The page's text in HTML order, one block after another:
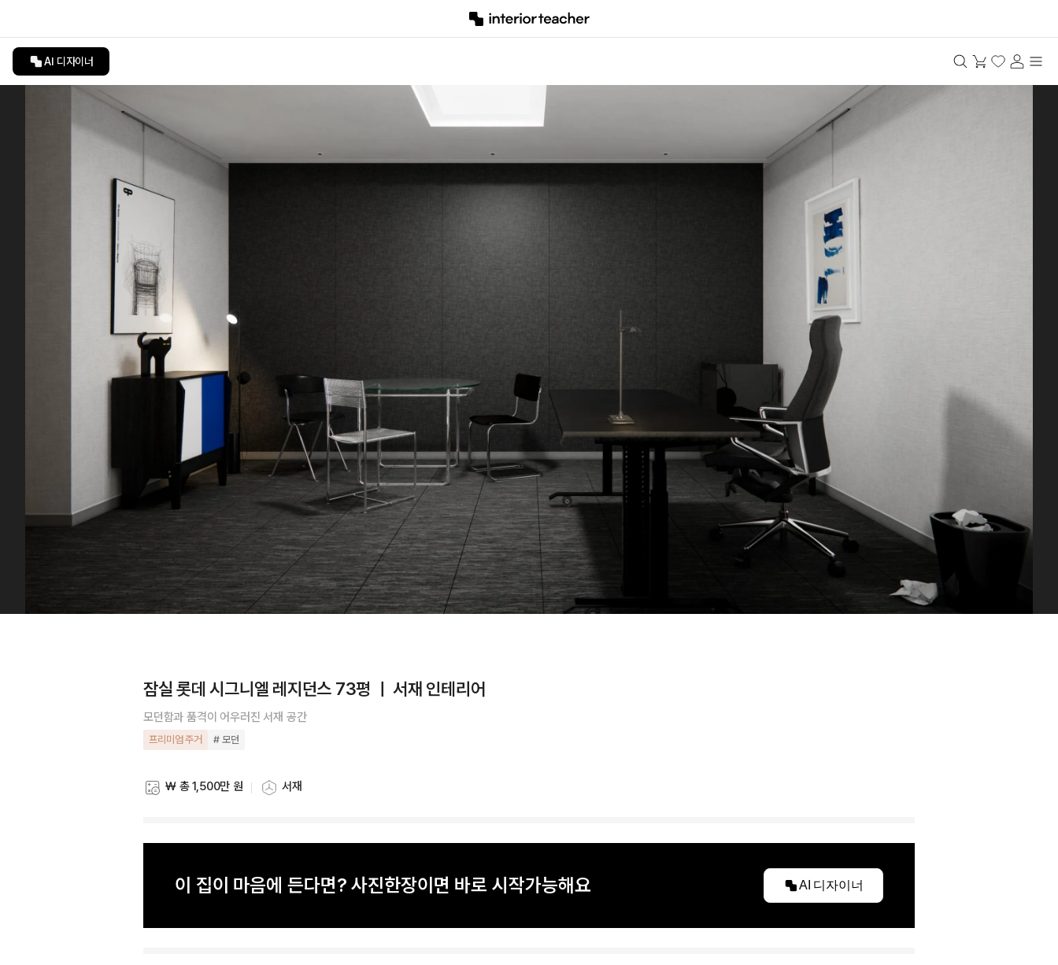
AI 디자이너
잠실 롯데 시그니엘 레지던스 73평 ㅣ 서재 인테리어
모던함과 품격이 어우러진 서재 공간
프리미엄 주거 # 모던
스타일링 비용
₩ 총 1,500만 원
스타일링 공간
서재
이 집이 마음에 든다면? 사진한장이면 바로 시작가능해요 AI 디자이너